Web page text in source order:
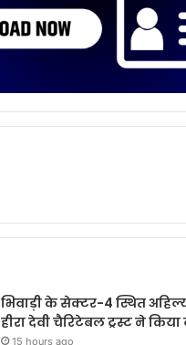
भिवाड़ी के सेक्टर-4 स्थित
हीरा देवी चैरिटेबल ट्रस्ट ने किया
15 hours ago